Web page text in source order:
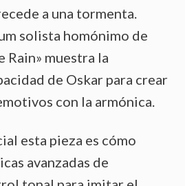
a una tormenta.
solista homónimo de
Rain» muestra la
de Oskar para crear
con la armónica.
esta pieza es cómo
avanzadas de